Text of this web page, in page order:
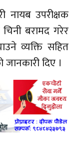
नायब उपरीक्षक
बरामद गरेर
व्यक्ति सहित
जानकारी दिए ।